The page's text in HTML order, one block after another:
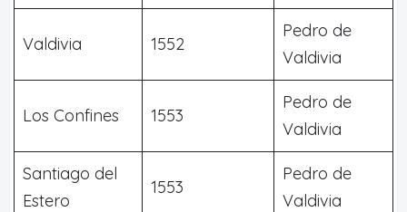
Valdivia 1552
Pedro de
Valdivia
Los Confines 1553
Pedro de
Valdivia
Santiago del
Estero
1553
Pedro de
Valdivia